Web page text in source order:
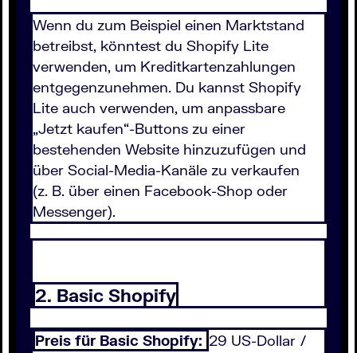
Wenn du zum Beispiel einen Marktstand
betreibst, könntest du Shopify Lite
verwenden, um Kreditkartenzahlungen
entgegenzunehmen. Du kannst Shopify
Lite auch verwenden, um anpassbare
„Jetzt kaufen“-Buttons zu einer
bestehenden Website hinzuzufügen und
über Social-Media-Kanäle zu verkaufen
(z. B. über einen Facebook-Shop oder
Messenger).
2. Basic Shopify
Preis für Basic Shopify: 29 US-Dollar /